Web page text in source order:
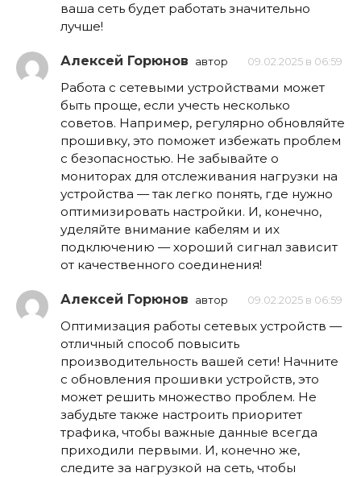
ваша сеть будет работать значительно
лучше!
Алексей Горюнов автор 09.02.2025 в 06:59
Работа с сетевыми устройствами может
быть проще, если учесть несколько
советов. Например, регулярно обновляйте
прошивку, это поможет избежать проблем
с безопасностью. Не забывайте о
мониторах для отслеживания нагрузки на
устройства — так легко понять, где нужно
оптимизировать настройки. И, конечно,
уделяйте внимание кабелям и их
подключению — хороший сигнал зависит
от качественного соединения!
Алексей Горюнов автор 09.02.2025 в 06:59
Оптимизация работы сетевых устройств —
отличный способ повысить
производительность вашей сети! Начните
с обновления прошивки устройств, это
может решить множество проблем. Не
забудьте также настроить приоритет
трафика, чтобы важные данные всегда
приходили первыми. И, конечно же,
следите за нагрузкой на сеть, чтобы